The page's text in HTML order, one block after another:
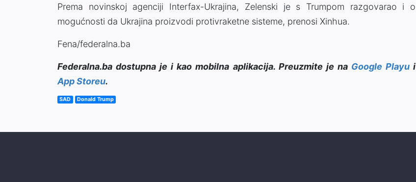
Prema novinskoj agenciji Interfax-Ukrajina, Zelenski je s Trumpom razgovarao i o
mogućnosti da Ukrajina proizvodi protivraketne sisteme, prenosi Xinhua.
Fena/federalna.ba
Federalna.ba dostupna je i kao mobilna aplikacija. Preuzmite je na Google Playui
App Storeu.
SAD Donald Trump